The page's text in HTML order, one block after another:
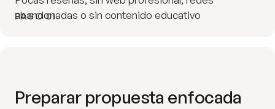
PASO 01
abandonadas o sin contenido educativo
Preparar propuesta enfocada